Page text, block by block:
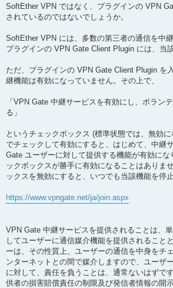
s
SoftEther VPN ではなく、プラグインの VPN
されているのではないでしょうか。
SoftEther VPN には、多数の第三者の通信を中
プラグインの VPN Gate Client Plugin には、当
ただ、プラグインの VPN Gate Client Plugin を
継機能は有効になっていません。その上で、
「VPN Gate 中継サービスを有効にし、ボラン
る」
というチェックボックス (標準状態では、無効
でチェックして有効にすると、はじめて、中継
Gate ユーザーに対して提供する機能が有効にな
ックボックスが勝手に有効になることはありま
ックスを無効にすると、いつでも当該機能を停止
https://www.vpngate.net/ja/join.aspx
VPN Gate 中継サービスを提供されることは、
してユーザーに通信媒介機能を提供されること
ーは、その性質上、ユーザーの通信を中身をチ
ンターネットとの間で媒介しますので、ユーザ
に対して、責任を負うことは、通常ないはずで
供者の損害賠償責任の制限及び発信者情報の開